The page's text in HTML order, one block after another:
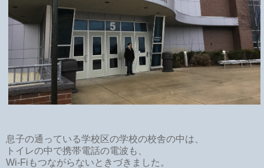
息子の通っている学校区の学校の校舎の中は、
トイレの中で携帯電話の電波も、
Wi-Fiもつながらないときづきました。